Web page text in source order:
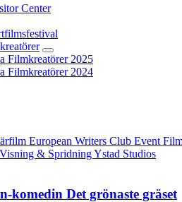
Center
Filmkreatörer 2025
Filmkreatörer 2024
European Writers Club Event
Visning & SpridningYstad Studios
komedin Det grönaste gräset